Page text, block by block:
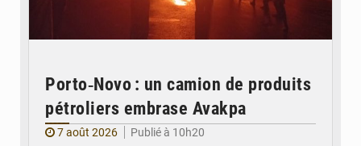
Porto‑Novo : un camion de produits
pétroliers embrase Avakpa
7 août 2026
Publié à 10h20